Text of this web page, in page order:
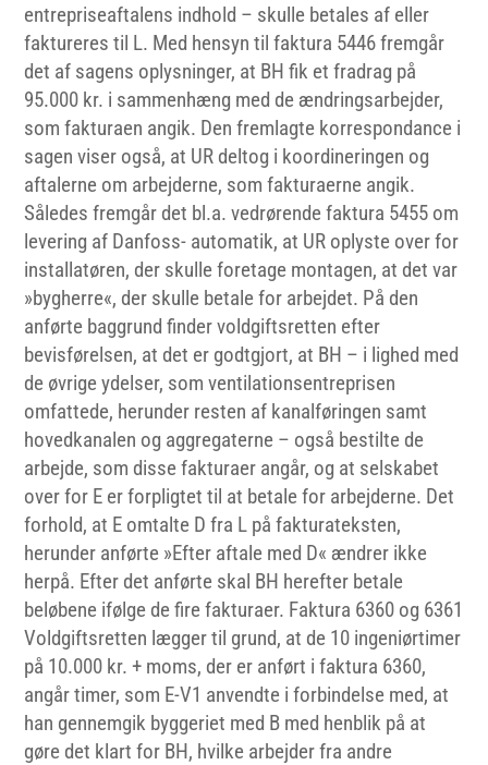
entrepriseaftalens indhold – skulle betales af eller
faktureres til L. Med hensyn til faktura 5446 fremgår
det af sagens oplysninger, at BH fik et fradrag på
95.000 kr. i sammenhæng med de ændringsarbejder,
som fakturaen angik. Den fremlagte korrespondance i
sagen viser også, at UR deltog i koordineringen og
aftalerne om arbejderne, som fakturaerne angik.
Således fremgår det bl.a. vedrørende faktura 5455 om
levering af Danfoss- automatik, at UR oplyste over for
installatøren, der skulle foretage montagen, at det var
»bygherre«, der skulle betale for arbejdet. På den
anførte baggrund finder voldgiftsretten efter
bevisførelsen, at det er godtgjort, at BH – i lighed med
de øvrige ydelser, som ventilationsentreprisen
omfattede, herunder resten af kanalføringen samt
hovedkanalen og aggregaterne – også bestilte de
arbejde, som disse fakturaer angår, og at selskabet
over for E er forpligtet til at betale for arbejderne. Det
forhold, at E omtalte D fra L på fakturateksten,
herunder anførte »Efter aftale med D« ændrer ikke
herpå. Efter det anførte skal BH herefter betale
beløbene ifølge de fire fakturaer. Faktura 6360 og 6361
Voldgiftsretten lægger til grund, at de 10 ingeniørtimer
på 10.000 kr. + moms, der er anført i faktura 6360,
angår timer, som E-V1 anvendte i forbindelse med, at
han gennemgik byggeriet med B med henblik på at
gøre det klart for BH, hvilke arbejder fra andre